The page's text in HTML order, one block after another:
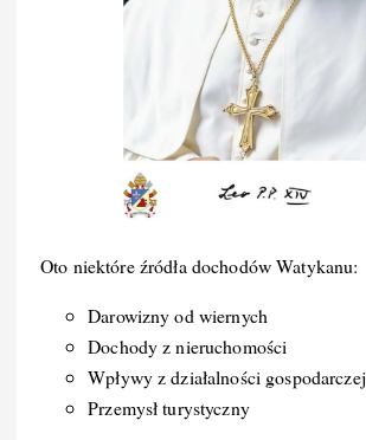
Oto niektóre źródła dochodów Watykanu:
Darowizny od wiernych
Dochody z nieruchomości
Wpływy z działalności gospodarczej
Przemysł turystyczny